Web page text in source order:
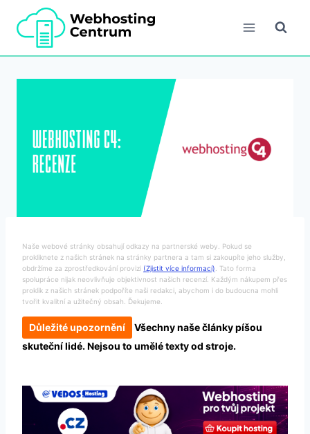
Přeskočit
obsah
Naše webové stránky obsahují odkazy na partnerské weby. Pokud se
prokliknete z našich stránek na stránky partnera a tam si zakoupíte jeho služby,
obdržíme za zprostředkování provizi (Zjistit více informací) . Tato forma
spolupráce nijak neovlivňuje objektivnost našich recenzí. Každým nákupem přes
proklik z našich stránek podpoříte naši redakci, abychom i do budoucna mohli
tvořit kvalitní a užitečný obsah. Ďekujeme.
Důležité upozornění
Všechny naše články píšou
skuteční lidé. Nejsou to umělé texty od stroje.